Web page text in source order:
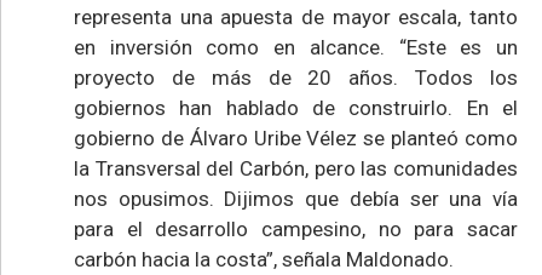
representa una apuesta de mayor escala, tanto
en inversión como en alcance. “Este es un
proyecto de más de 20 años. Todos los
gobiernos han hablado de construirlo. En el
gobierno de Álvaro Uribe Vélez se planteó como
la Transversal del Carbón, pero las comunidades
nos opusimos. Dijimos que debía ser una vía
para el desarrollo campesino, no para sacar
carbón hacia la costa”, señala Maldonado.